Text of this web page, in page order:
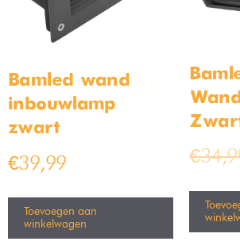
Bamled wand
inbouwlamp
zwart
€39,99
Toevoegen aan
winkelwagen
€